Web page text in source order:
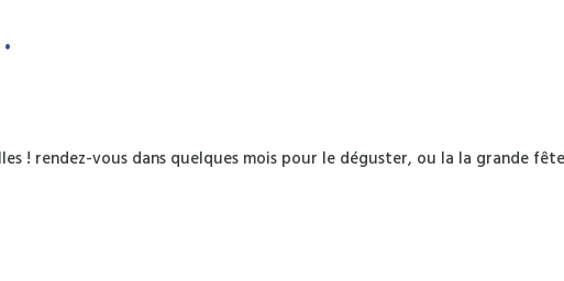
! rendez-vous dans quelques mois pour le déguster, ou la la grande